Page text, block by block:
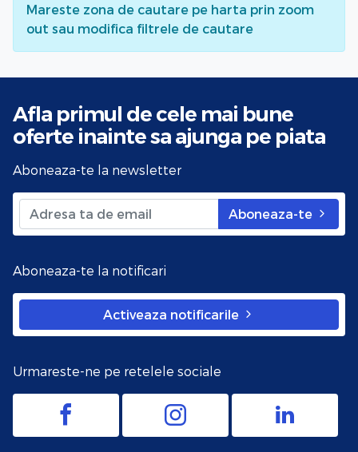
Mareste zona de cautare pe harta prin zoom
out sau modifica filtrele de cautare
Afla primul de cele mai bune
oferte inainte sa ajunga pe piata
Aboneaza-te la newsletter
Aboneaza-te
Aboneaza-te la notificari
Activeaza notificarile
Urmareste-ne pe retelele sociale